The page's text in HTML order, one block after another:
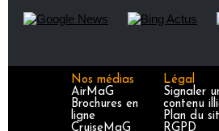
Nos médias
AirMaG
Brochures en
ligne
CruiseMaG
Légal
Signaler
contenu
Plan du
RGPD